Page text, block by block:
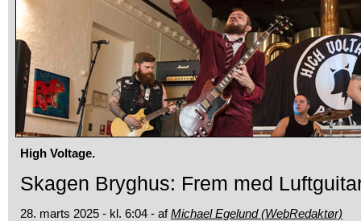
High Voltage.
Skagen Bryghus: Frem med
28. marts 2025 - kl. 6:04 - afMichael Egelund (WebRedaktør)